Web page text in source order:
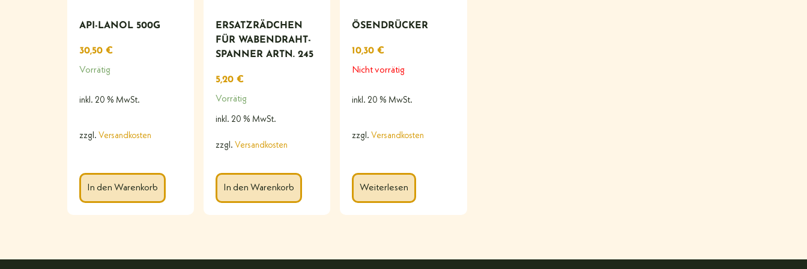
API-LANOL 500G
30,50 €
Vorrätig
inkl. 20 % MwSt.
zzgl. Versandkosten
In den Warenkorb
ERSATZRÄDCHEN
FÜR WABENDRAHT-
SPANNER ARTN. 245
5,20€
Vorrätig
inkl. 20 % MwSt.
zzgl. Versandkosten
In den Warenkorb
ÖSENDRÜCKER
10,30€
Nicht vorrätig
inkl. 20 % MwSt.
zzgl. Versandkosten
Weiterlesen